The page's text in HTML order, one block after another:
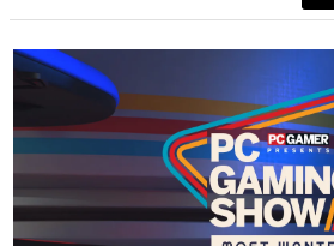
ゲームに多大な影響を受けた
日本モバイルゲーム産業
日本のモバイルゲーム史におけ
ルを網羅するほか、開発者へ
解説を掲載。約20年の歴史が
若ゲのいたり〜ゲームク
『うつヌケ』『ペンと箸』等
一先生によるゲーム業界レポー